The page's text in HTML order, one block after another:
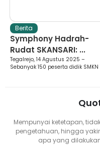
Berita
Symphony Hadrah-
Rudat SKANSARI: ...
Tegalrejo, 14 Agustus 2025 –
Sebanyak 150 peserta didik SMKN
Mempunyai ketetapan,
pengetahuan, hingga
apa yang